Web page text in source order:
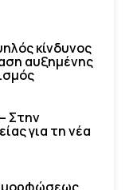
κίνδυνος
αυξημένης
Στην
για τη νέα